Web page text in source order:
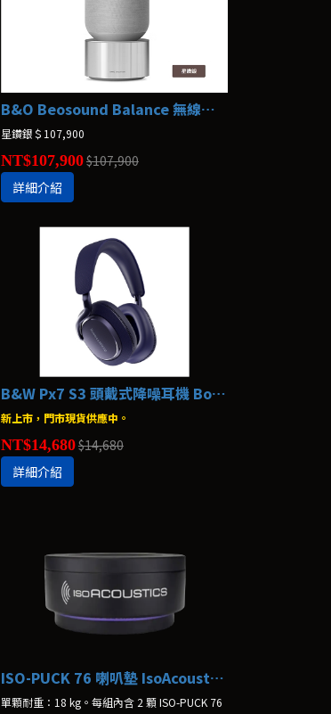
B&O Beosound Balance 無線喇叭 Bang & Olufsen
星鑽銀＄107,900
NT$107,900$107,900
詳細介紹
B&W Px7 S3 頭戴式降噪耳機 Bowers & Wilkins
新上市，門市現貨供應中。
NT$14,680$14,680
詳細介紹
ISO-PUCK 76 喇叭墊 IsoAcoustics
單顆耐重：18 kg。每組內含 2 顆 ISO-PUCK 76